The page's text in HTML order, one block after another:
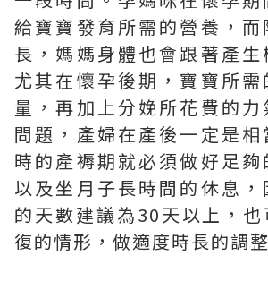
給寶寶發育所需的營養，而
長，媽媽身體也會跟著產生
尤其在懷孕後期，寶寶所需
量，再加上分娩所花費的
問題，產婦在產後一定是相
時的產褥期就必須做好足夠
以及坐月子長時間的休息
的天數建議為30天以上，
復的情形，做適度時長的調整